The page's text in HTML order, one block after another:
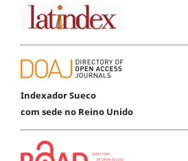
Indexador Sueco
com sede no Reino Unido